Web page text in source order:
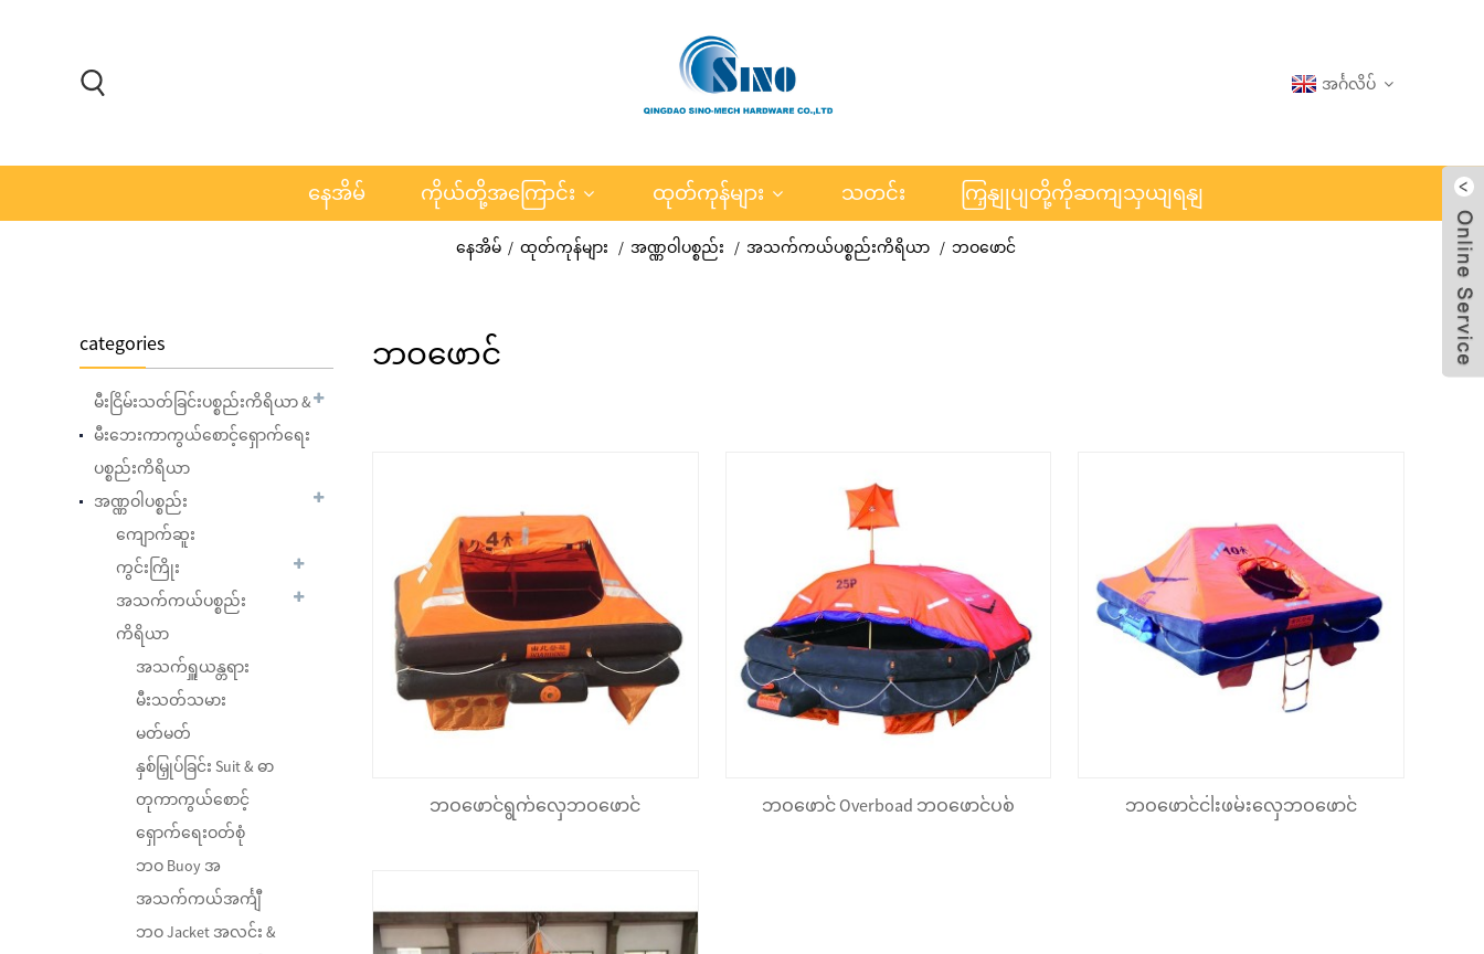
အင်္ဂလိပ်
နေအိမ် ကိုယ်တို့အကြောင်း ထုတ်ကုန်များ သတင်း ကြှနျုပျတို့ကိုဆကျသှယျရနျ
နေအိမ် ထုတ်ကုန်များ အဏ္ဏဝါပစ္စည်း အသက်ကယ်ပစ္စည်းကိရိယာ ဘဝဖောင်
categories
မီးငြိမ်းသတ်ခြင်းပစ္စည်းကိရိယာ &
မီးဘေးကာကွယ်စောင့်ရှောက်ရေး
ပစ္စည်းကိရိယာ
အဏ္ဏဝါပစ္စည်း
ကျောက်ဆူး
ကွင်းကြိုး
အသက်ကယ်ပစ္စည်း
ကိရိယာ
အသက်ရှူယန္တရား
မီးသတ်သမား
မတ်မတ်
နှစ်မြှုပ်ခြင်း Suit & ဓာ
တုကာကွယ်စောင့်
ရှောက်ရေးဝတ်စုံ
ဘဝ Buoy အ
အသက်ကယ်အင်္ကျီ
ဘဝ Jacket အလင်း &
Fire Trolley Station
Foam Lifejacket JDW-JL-I
ဘဝဖောင်
ဘဝဖောင်ရွက်လှေဘဝဖောင် ဘဝဖောင် Overboad ဘဝဖောင်ပစ် ဘဝဖောင်ငါးဖမ်းလှေဘဝဖောင်